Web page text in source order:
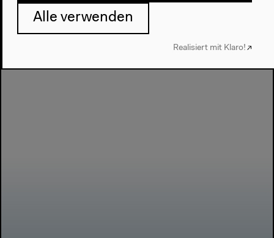
Alle verwenden
Realisiert mit Klaro!